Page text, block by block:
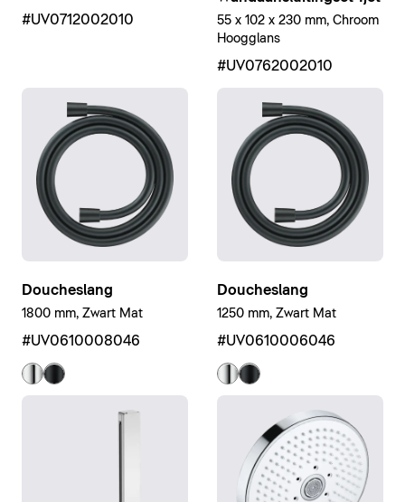
Hoogglans
#UV0712002010
55 x 102 x 230 mm, Chroom
Hoogglans
#UV0762002010
Doucheslang
1800 mm, Zwart Mat
#UV0610008046
Doucheslang
1250 mm, Zwart Mat
#UV0610006046